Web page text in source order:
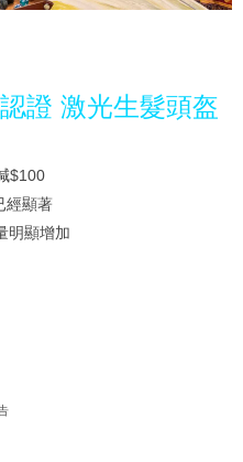
證 激光生髮頭盔
$100
經顯著
明顯增加